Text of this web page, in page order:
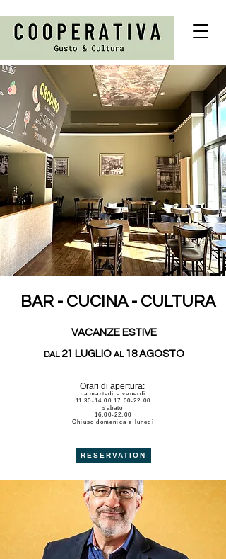
BAR - CUCINA - CULTURA
Orari di apertura:
da martedì a venerdì
11.30-14.00 17.00-22.00
sabato
16.00-22.00
Chiuso domenica e lunedì
RESERVATION
VACANZE ESTIVE
DAL21 LUGLIO AL18 AGOSTO